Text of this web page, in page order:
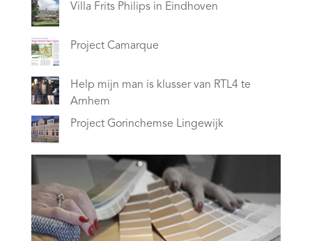
Villa Frits Philips in Eindhoven
Project Camarque
Help mijn man is klusser van RTL4 te
Arnhem
Project Gorinchemse Lingewijk